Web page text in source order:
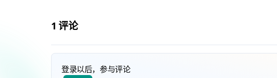
1 评论
登录以后，参与评论